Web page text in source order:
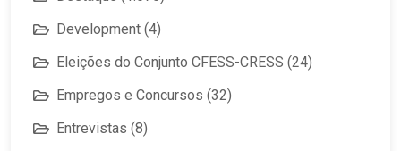
Development (4)
Eleições do Conjunto CFESS-CRESS (24)
Empregos e Concursos (32)
Entrevistas (8)